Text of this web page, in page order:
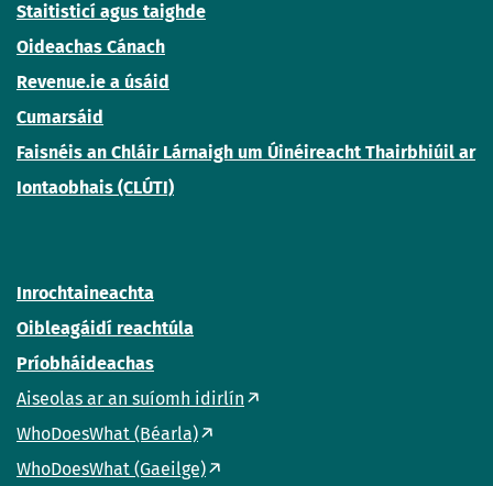
Staitisticí agus taighde
Oideachas Cánach
Revenue.ie a úsáid
Cumarsáid
Faisnéis an Chláir Lárnaigh um Úinéireacht Thairbhiúil ar
Iontaobhais (CLÚTI)
Inrochtaineachta
Oibleagáidí reachtúla
Príobháideachas
Aiseolas ar an suíomh idirlín
WhoDoesWhat (Béarla)
WhoDoesWhat (Gaeilge)